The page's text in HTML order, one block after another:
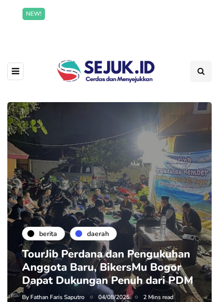
NEW!
berita daerah
TourJib Perdana dan Pengukuhan
Anggota Baru, BikersMu Bogor
Dapat Dukungan Penuh dari PDM
By Fathan Faris Saputro 04/08/2025 2 Mins read